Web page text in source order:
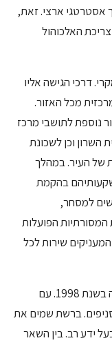
אסטרטגי ארצי. זאת,
האלכוהול
דרכי הגישה אליו
מרכזית מכל האזור.
נוספת לתושבי מרכז
השרון וכן לשכונת
של העיר. במהלך
בהקמת
למסחר,
הפועלות
שירות לכל
בנא משקאות החלה את דרכה כחנות ראשונה בשנת 1998. עם
הפכה לרשת וכיום היא מנהלת כ-30 סניפים. ברשת שמים את
ידע רב. בין השאר